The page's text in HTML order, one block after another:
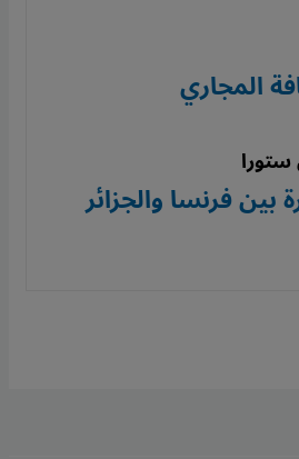
المجاري
ستورا
بين فرنسا والجزائر